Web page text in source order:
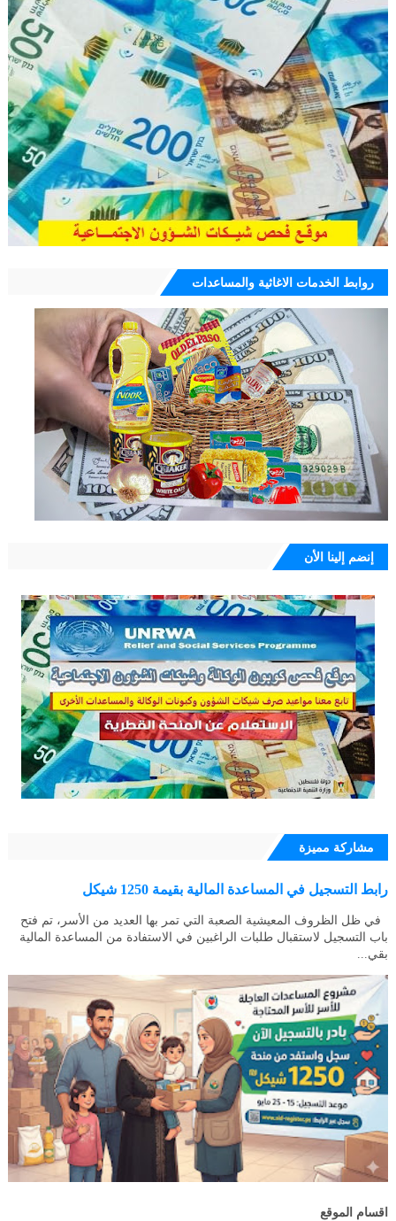
روابط الخدمات الاغاثية والمساعدات
إنضم إلينا الأن
مشاركة مميزة
رابط التسجيل في المساعدة المالية بقيمة 1250 شيكل
في ظل الظروف المعيشية الصعبة التي تمر بها العديد من الأسر، تم فتح
باب التسجيل لاستقبال طلبات الراغبين في الاستفادة من المساعدة المالية
بقي...
اقسام الموقع